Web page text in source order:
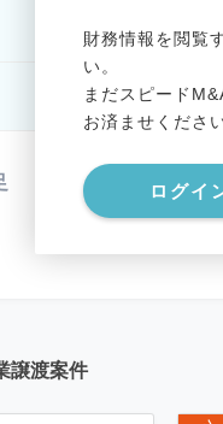
財務情報を閲覧
い。
まだスピード
お済ませください
ログイ
********************
********************
********************
譲渡案件